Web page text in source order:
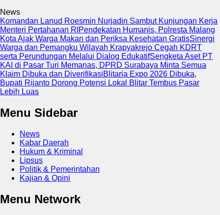
News
Komandan Lanud Roesmin Nurjadin Sambut Kunjungan Kerja
Menteri Pertahanan RI Pendekatan Humanis, Polresta Malang
Kota Ajak Warga Makan dan Periksa Kesehatan GratisSinergi
Warga dan Pemangku Wilayah Krapyakrejo Cegah KDRT
serta Perundungan Melalui Dialog EdukatifSengketa Aset PT
KAI di Pasar Turi Memanas, DPRD Surabaya Minta Semua
Klaim Dibuka dan DiverifikasiBlitaria Expo 2026 Dibuka,
Bupati Rijanto Dorong Potensi Lokal Blitar Tembus Pasar
Lebih Luas
Menu Sidebar
News
Kabar Daerah
Hukum & Kriminal
Lipsus
Politik & Pemerintahan
Kajian & Opini
Menu Network